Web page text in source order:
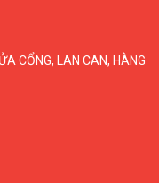
CỔNG, LAN CAN, HÀNG